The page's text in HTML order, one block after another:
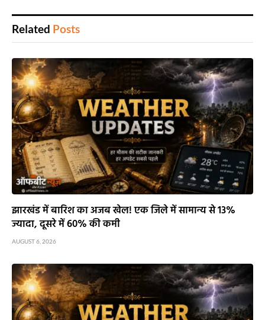
Related Posts
झारखंड में बारिश का अजब खेल! एक जिले में सामान्य से 13%
ज्यादा, दूसरे में 60% की कमी
AUGUST 6, 2026